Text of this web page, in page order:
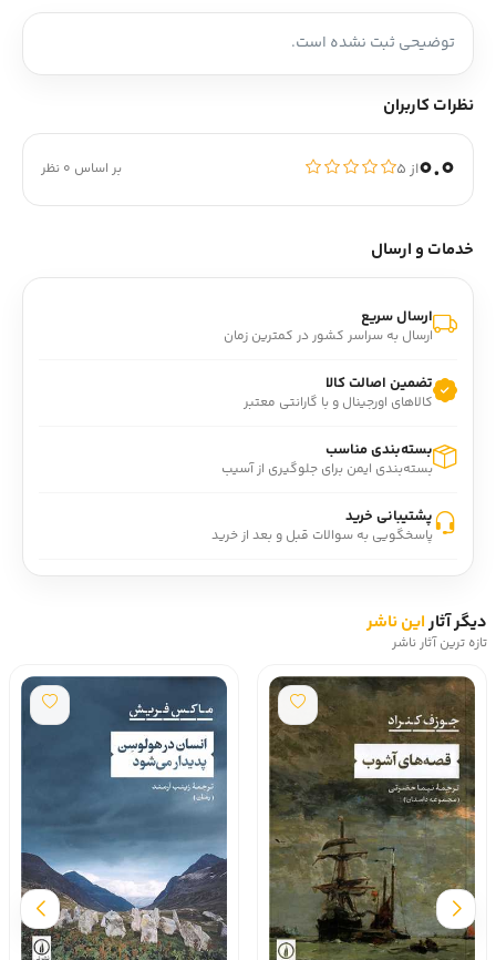
توضیحی ثبت نشده است.
نظرات کاربران
0.0از ۵ بر اساس 0 نظر
خدمات و ارسال
ارسال سریع
ارسال به سراسر کشور در کمترین زمان
تضمین اصالت کالا
کالاهای اورجینال و با گارانتی معتبر
بسته‌بندی مناسب
بسته‌بندی ایمن برای جلوگیری از آسیب
پشتیبانی خرید
پاسخگویی به سوالات قبل و بعد از خرید
دیگر آثاراین ناشر
تازه ترین آثار ناشر